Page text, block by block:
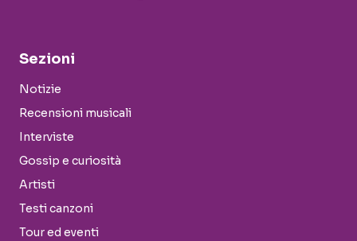
Sezioni
Notizie
Recensioni musicali
Interviste
Gossip e curiosità
Artisti
Testi canzoni
Tour ed eventi